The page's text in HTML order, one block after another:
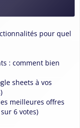
pour quel
: comment bien
sheets à vos
meilleures offres
6 votes)